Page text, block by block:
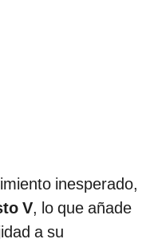
inesperado,
V, lo que añade
a su